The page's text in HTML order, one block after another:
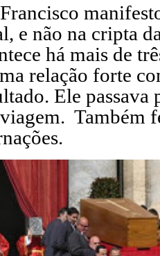
e não na cripta
há mais de
relação forte
Ele passava
Também